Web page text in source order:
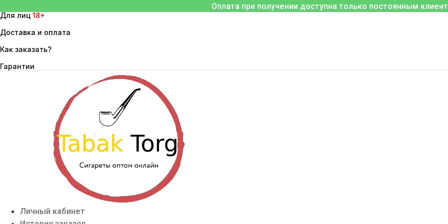
к
содержимому
Оплата при получении доступна только постоянным
Для лиц 18+
Доставка и оплата
Как заказать?
Гарантии
Личный кабинет